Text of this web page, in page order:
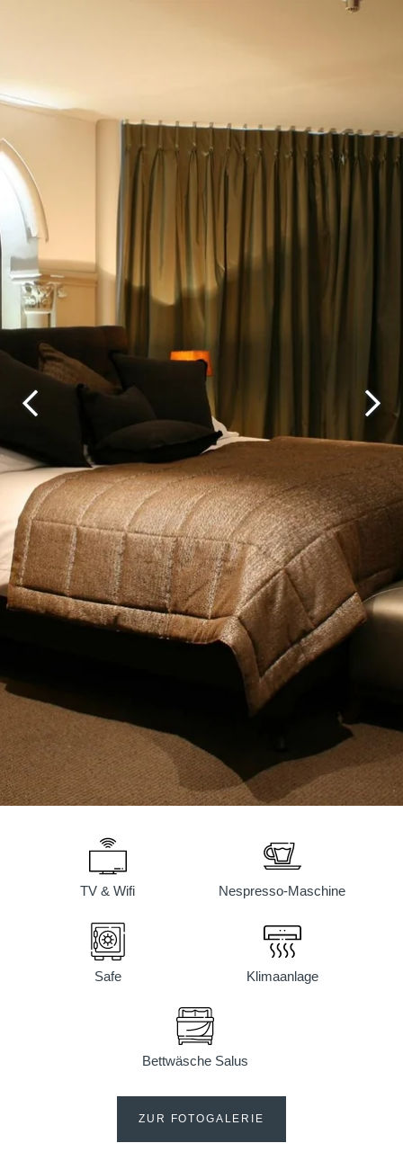
TV & Wifi Nespresso-Maschine
Safe Klimaanlage
Bettwäsche Salus
ZUR FOTOGALERIE
Martin's Rentmeesterij
Bilzen, 4*
Martin's Relais
Bruges, 4*
Martin's Brugge
Bruges, 3*
Martin's Brussels EU
Bruxelles, 4*
Martin's Château du Lac
Genval, 5*
Martin's Manoir
Genval, 4*
Martin's Louvain-la-Neuve
Louvain-la-Neuve, 3*
Martin's All Suites
Louvain-la-Neuve, 4*
Martin's KloosterLouvain, 4*
Martin's Patershof
Malines, 4*
Martin's Dream Hotel
Martin's RedTubize, 4*
DEntdecken Sie alle unsere Hotels